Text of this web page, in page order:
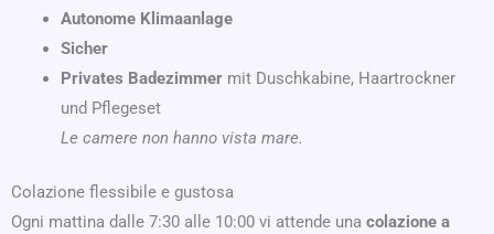
Autonome Klimaanlage
Sicher
Privates Badezimmer mit Duschkabine, Haartrockner
und Pflegeset
Le camere non hanno vista mare.
Colazione flessibile e gustosa
Ogni mattina dalle 7:30 alle 10:00 vi attende una colazione a